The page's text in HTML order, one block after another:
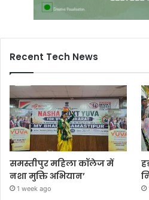
Recent Tech News
समस्तीपुर महिला कॉलेज में
नशा मुक्ति अभियान’
1 week ago